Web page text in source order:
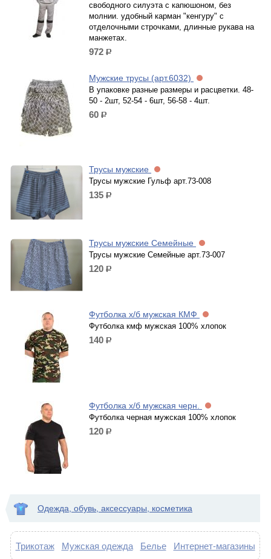
свободного силуэта с капюшоном, без
молнии. удобный карман "кенгуру" с
отделочными строчками, длинные рукава на
манжетах.
972 р.
Мужские трусы (арт.6032)
В упаковке разные размеры и расцветки. 48-
50 - 2шт, 52-54 - 6шт, 56-58 - 4шт.
60 р.
Трусы мужские
Трусы мужские Гульф арт.73-008
135 р.
Трусы мужские Семейные
Трусы мужские Семейные арт.73-007
120 р.
Футболка х/б мужская КМФ
Футболка кмф мужская 100% хлопок
140 р.
Футболка х/б мужская черн.
Футболка черная мужская 100% хлопок
120 р.
Одежда, обувь, аксессуары, косметика
Трикотаж Мужская одежда Белье Интернет-магазины